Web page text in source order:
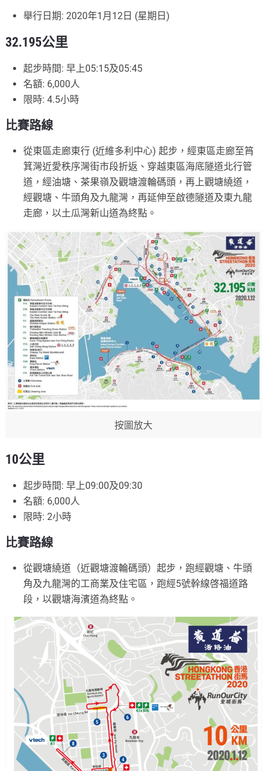
舉行日期: 2020年1月12日 (星期日)
32.195公里
起步時間: 早上05:15及05:45
名額: 6,000人
限時: 4.5小時
比賽路線
從東區走廊東行 (近維多利中心) 起步，經東區走廊至筲
箕灣近愛秩序灣街市段折返、穿越東區海底隧道北行管
道，經油塘、茶果嶺及觀塘渡輪碼頭，再上觀塘繞道，
經觀塘、牛頭角及九龍灣，再延伸至啟德隧道及東九龍
走廊，以土瓜灣新山道為終點。
按圖放大
10公里
起步時間: 早上09:00及09:30
名額: 6,000人
限時: 2小時
比賽路線
從觀塘繞道（近觀塘渡輪碼頭）起步，跑經觀塘、牛頭
角及九龍灣的工商業及住宅區，跑經5號幹線啓福道路
段，以觀塘海濱道為終點。